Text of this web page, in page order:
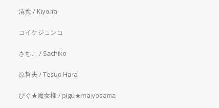
清葉 / Kiyoha
コイケジュンコ
さちこ / Sachiko
原哲夫 / Tesuo Hara
ぴぐ★魔女様 / pigu★majyosama